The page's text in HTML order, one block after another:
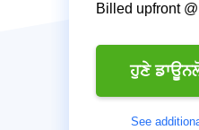
Billed upfront @
ਹੁਣੇ
See